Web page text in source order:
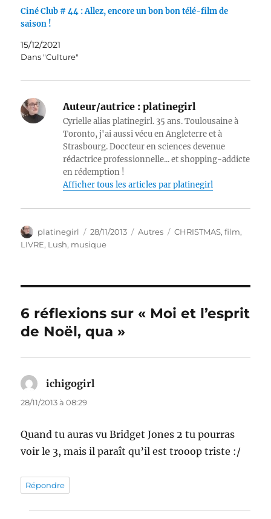
Ciné Club # 44 : Allez, encore un bon bon télé-film de
saison !
15/12/2021
Dans "Culture"
Auteur/autrice : platinegirl
Cyrielle alias platinegirl. 35 ans. Toulousaine à
Toronto, j'ai aussi vécu en Angleterre et à
Strasbourg. Doccteur en sciences devenue
rédactrice professionnelle... et shopping-addicte
en rédemption !
Afficher tous les articles par platinegirl
Auteur
platinegirl
Publié
le
28/11/2013 Catégories
Autres Étiquettes
CHRISTMAS,film,
LIVRE, Lush, musique
6 réflexions sur « Moi et l’esprit
de Noël, qua »
ichigogirl
28/11/2013 à 08:29
Quand tu auras vu Bridget Jones 2 tu pourras
voir le 3, mais il paraît qu’il est trooop triste :/
Répondre